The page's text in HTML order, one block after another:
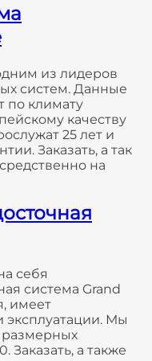
из лидеров
систем. Данные
по климату
качеству
25 лет и
Заказать, а так
на
себя
система Grand
имеет
эксплуатации. Мы
размерных
Заказать, а также